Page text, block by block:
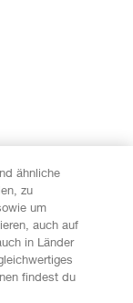
ähnliche
zu
um
auch auf
in Länder
findest du